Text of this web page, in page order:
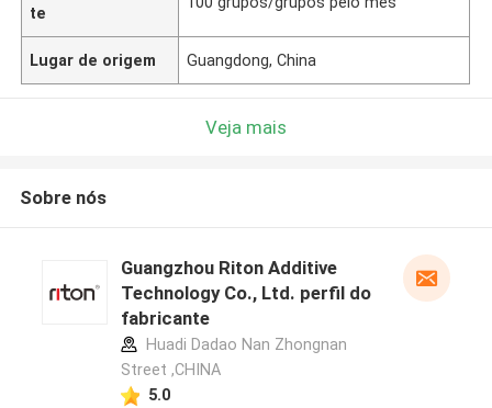
te
Lugar de origem Guangdong, China
Veja mais
Sobre nós
Guangzhou Riton Additive
Technology Co., Ltd. perfil do
fabricante
Huadi Dadao Nan Zhongnan
Street ,CHINA
5.0